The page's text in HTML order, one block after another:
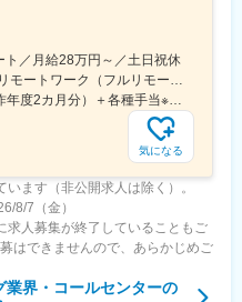
／月給28万円～／土日祝休
気になる
ます（非公開求人は除く）。
8/7（金）
求人募集が終了していることもご
はできませんので、あらかじめご
業界・コールセンターの